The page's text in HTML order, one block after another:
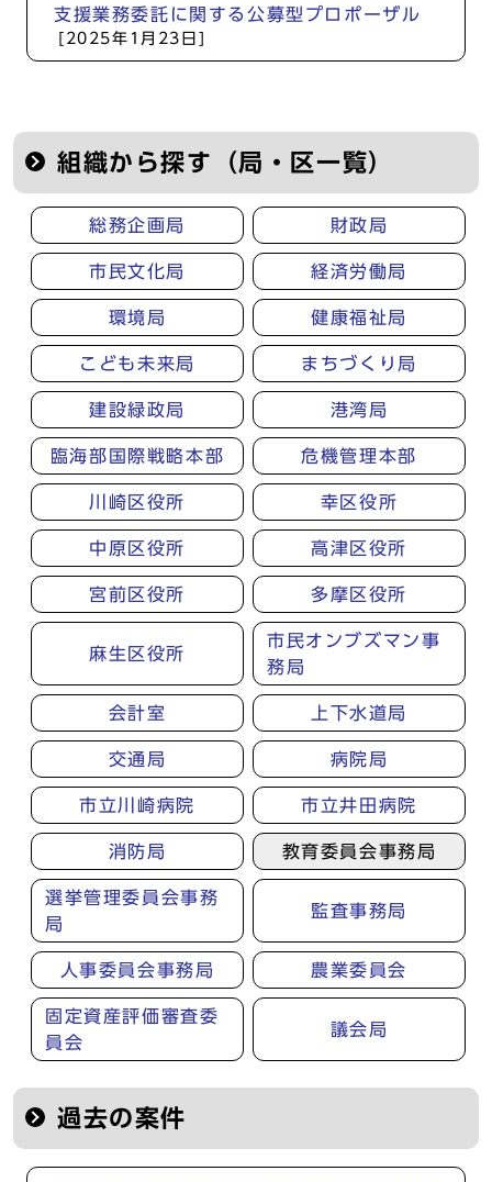
支援業務委託に関する公募型プロポーザル
[2025年1月23日]
組織から探す（局・区一覧）
総務企画局 財政局
市民文化局 経済労働局
環境局 健康福祉局
こども未来局 まちづくり局
建設緑政局 港湾局
臨海部国際戦略本部 危機管理本部
川崎区役所 幸区役所
中原区役所 高津区役所
宮前区役所 多摩区役所
麻生区役所
市民オンブズマン事
務局
会計室 上下水道局
交通局 病院局
市立川崎病院 市立井田病院
消防局 教育委員会事務局
選挙管理委員会事務
局
監査事務局
人事委員会事務局 農業委員会
固定資産評価審査委
員会
議会局
過去の案件